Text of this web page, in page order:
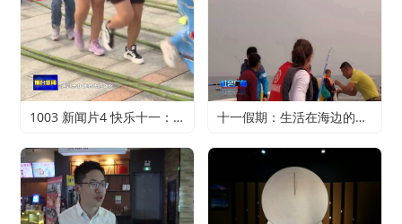
1003 新闻片4 快乐十一：寻特色旅游 享精彩假期 十一假期：生活在海边的正确打开方式